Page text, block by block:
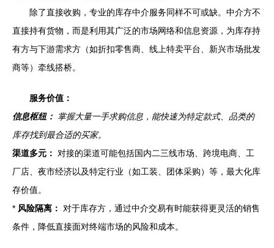
除了直接收购，专业的库存中介服务同样不可或缺。中介方不
直接持有货物，而是利用其广泛的市场网络和信息资源，为库存持
有方与下游需求方（如折扣零售商、线上特卖平台、新兴市场批发
商等）牵线搭桥。
服务价值：
信息枢纽： 掌握大量一手求购信息，能快速为特定款式、品类的
库存找到最合适的买家。
渠道多元：
对接的渠道可能包括国内二三线市场、跨境电商、工
厂店、夜市经济以及特定行业（如工装、团体采购）等，最大化库
存价值。
* 风险隔离：
对于库存方，通过中介交易有时能获得更灵活的销售
条件，降低直接面对终端市场的风险和成本。